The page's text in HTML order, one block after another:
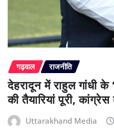
गढ़वाल राजनीति
देहरादून में राहुल गांधी के
की तैयारियां पूरी,
Uttarakhand Media